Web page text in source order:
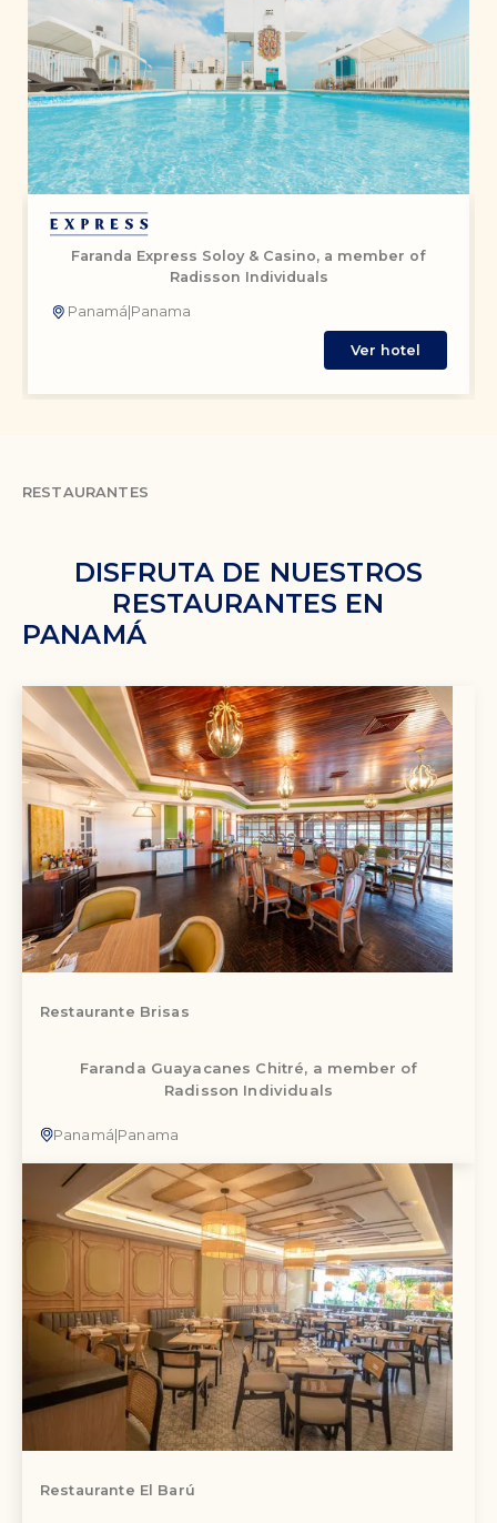
Faranda Express Soloy & Casino, a member of
Radisson Individuals
Panamá Panama
Ver hotel
RESTAURANTES
DISFRUTA DE NUESTROS
RESTAURANTES EN
PANAMÁ
Restaurante Brisas
Faranda Guayacanes Chitré, a member of
Radisson Individuals
Panamá|Panama
Restaurante El Barú